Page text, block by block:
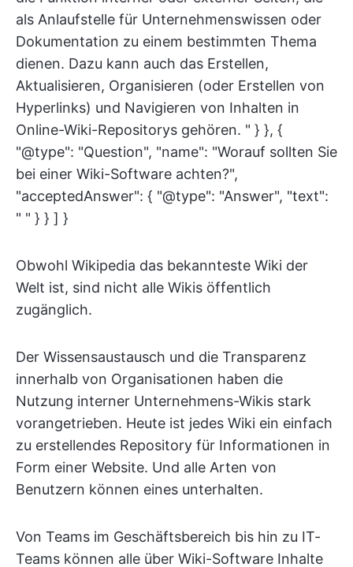
als Anlaufstelle für Unternehmenswissen oder
Dokumentation zu einem bestimmten Thema
dienen. Dazu kann auch das Erstellen,
Aktualisieren, Organisieren (oder Erstellen von
Hyperlinks) und Navigieren von Inhalten in
Online-Wiki-Repositorys gehören. " } }, {
"@type": "Question", "name": "Worauf sollten Sie
bei einer Wiki-Software achten?",
"acceptedAnswer": { "@type": "Answer", "text":
" " } } ] }
Obwohl Wikipedia das bekannteste Wiki der
Welt ist, sind nicht alle Wikis öffentlich
zugänglich.
Der Wissensaustausch und die Transparenz
innerhalb von Organisationen haben die
Nutzung interner Unternehmens-Wikis stark
vorangetrieben. Heute ist jedes Wiki ein einfach
zu erstellendes Repository für Informationen in
Form einer Website. Und alle Arten von
Benutzern können eines unterhalten.
Von Teams im Geschäftsbereich bis hin zu IT-
Teams können alle über Wiki-Software Inhalte